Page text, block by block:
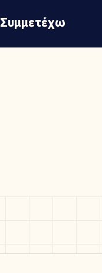
Συμμετέχω